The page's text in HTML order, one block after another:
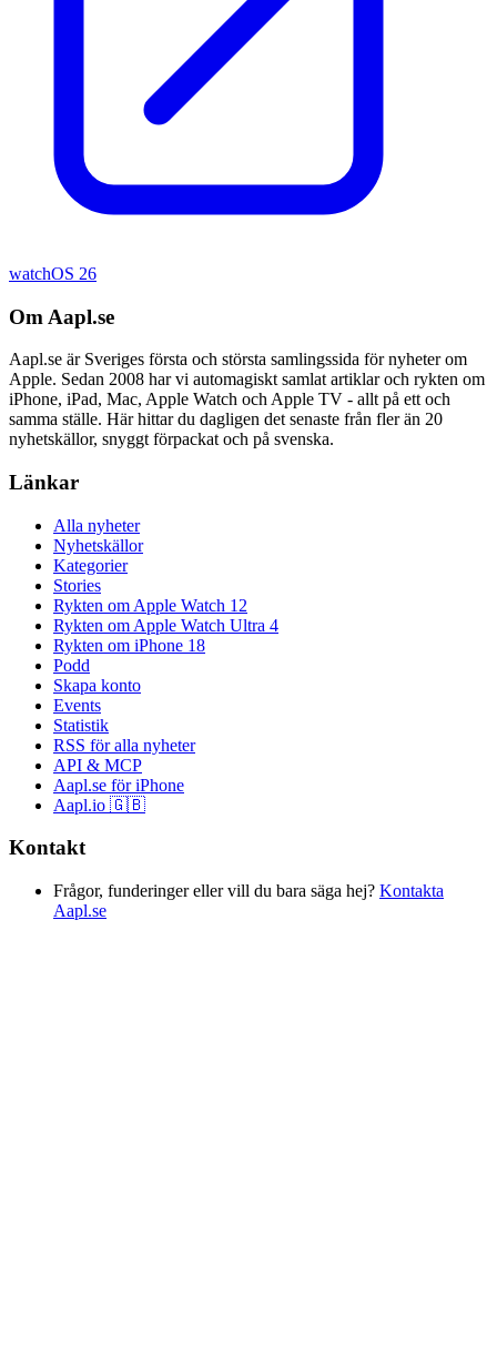
watchOS 26
Om Aapl.se
Aapl.se är Sveriges första och största samlingssida för nyheter om
Apple. Sedan 2008 har vi automagiskt samlat artiklar och rykten om
iPhone, iPad, Mac, Apple Watch och Apple TV - allt på ett och
samma ställe. Här hittar du dagligen det senaste från fler än 20
nyhetskällor, snyggt förpackat och på svenska.
Länkar
Alla nyheter
Nyhetskällor
Kategorier
Stories
Rykten om Apple Watch 12
Rykten om Apple Watch Ultra 4
Rykten om iPhone 18
Podd
Skapa konto
Events
Statistik
RSS för alla nyheter
API & MCP
Aapl.se för iPhone
Aapl.io 🇬🇧
Kontakt
Frågor, funderinger eller vill du bara säga hej? Kontakta
Aapl.se